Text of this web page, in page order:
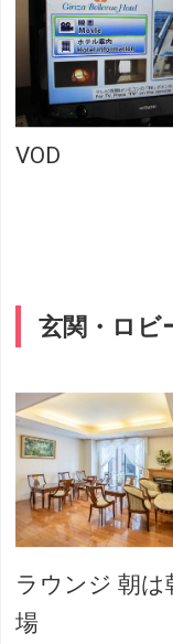
VOD
玄関・ロビ
ラウンジ 朝は
場